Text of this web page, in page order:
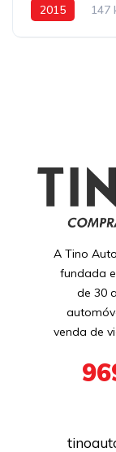
2015 147
A Tino
fundada
de 30
venda de